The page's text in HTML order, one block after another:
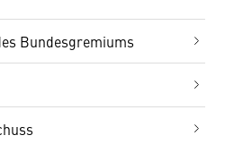
Bundesgremiums